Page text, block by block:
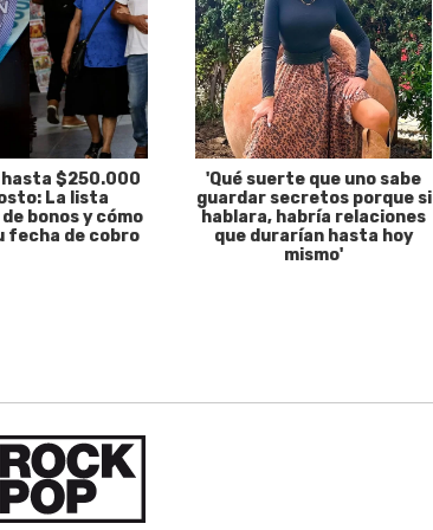
hasta $250.000
La lista
bonos y cómo
fecha de cobro
'Qué suerte que uno sabe
guardar secretos porque si
hablara, habría relaciones
que durarían hasta hoy
mismo'